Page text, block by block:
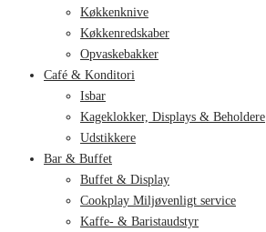
Køkkenknive
Køkkenredskaber
Opvaskebakker
Café & Konditori
Isbar
Kageklokker, Displays & Beholdere
Udstikkere
Bar & Buffet
Buffet & Display
Cookplay Miljøvenligt service
Kaffe- & Baristaudstyr